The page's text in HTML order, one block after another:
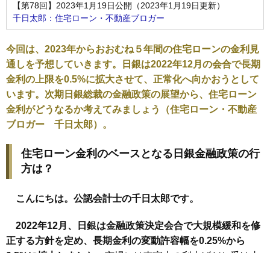
【第78回】2023年1月19日公開（2023年1月19日更新）
千日太郎：住宅ローン・不動産ブロガー
今回は、2023年からおおむね５年間の住宅ローンの金利見
通しを予想していきます。日銀は2022年12月の会合で長期
金利の上限を0.5%に拡大させて、正常化へ向かおうとして
います。次期日銀総裁の金融政策の展望から、住宅ローン
金利がどうなるか考えてみましょう（住宅ローン・不動産
ブロガー 千日太郎）。
住宅ローン金利のベースとなる日銀金融政策の行
方は？
こんにちは。公認会計士の千日太郎です。
2022年12月、日銀は金融政策決定会合で大規模緩和を修
正する方針を定め、長期金利の変動許容幅を0.25%から